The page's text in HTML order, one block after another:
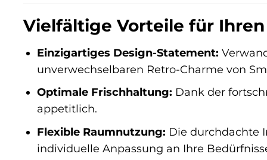
Vielfältige Vorteile für
Einzigartiges Design-Statement:
unverwechselbaren Retro-Charme von
Optimale Frischhaltung: Dank der
appetitlich.
Flexible Raumnutzung: Die durchdachte
individuelle Anpassung an Ihre